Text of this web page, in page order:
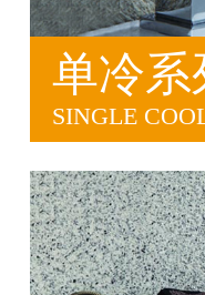
单冷系
SINGLE